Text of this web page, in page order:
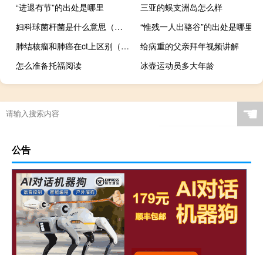
“进退有节”的出处是哪里
三亚的蜈支洲岛怎么样
妇科球菌杆菌是什么意思（妇科球菌是什么意思）
“惟残一人出骆谷”的出处是哪里
肺结核瘤和肺癌在ct上区别（肺结核瘤和肺癌区别）
给病重的父亲拜年视频讲解
怎么准备托福阅读
冰壶运动员多大年龄
蹭饭什么梗
☚
公告